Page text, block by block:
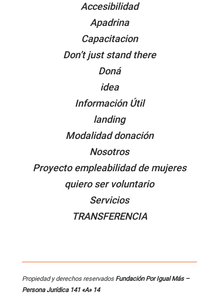
Accesibilidad
Apadrina
Capacitacion
Don’t just stand there
Doná
idea
Información Útil
landing
Modalidad donación
Nosotros
Proyecto empleabilidad de mujeres
quiero ser voluntario
Servicios
TRANSFERENCIA
Propiedad y derechos reservados Fundación Por Igual Más –
Persona Jurídica 141 «A» 14